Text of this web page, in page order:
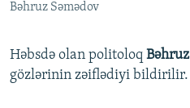
Bəhruz Səmədov
Həbsdə olan politoloq
gözlərinin zəiflədiyi bildirilir.